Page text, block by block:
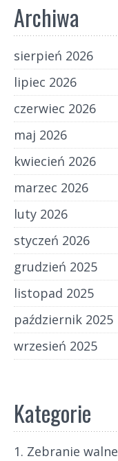
Archiwa
sierpień 2026
lipiec 2026
czerwiec 2026
maj 2026
kwiecień 2026
marzec 2026
luty 2026
styczeń 2026
grudzień 2025
listopad 2025
październik 2025
wrzesień 2025
Kategorie
1. Zebranie walne